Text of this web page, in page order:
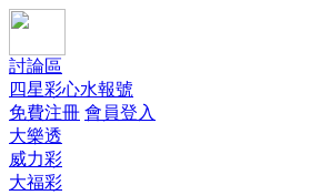
討論區
四星彩心水報號
免費注冊 會員登入
大樂透
威力彩
大福彩